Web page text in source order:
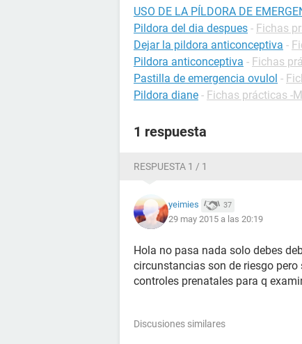
USO DE LA PÍLDORA DE
Pildora del dia despues - Fichas
Dejar la pildora anticonceptiva -
Pildora anticonceptiva - Fichas
Pastilla de emergencia ovulol -
Pildora diane - Fichas prácticas -
1 respuesta
RESPUESTA 1 / 1
yeimies 37
29 may 2015 a las 20:19
Hola no pasa nada solo debes
circunstancias son de riesgo
controles prenatales para q
Discusiones similares